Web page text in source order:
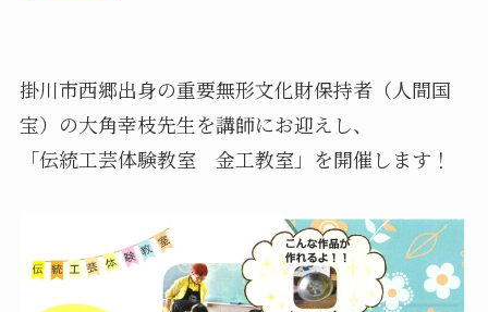
掛川市西郷出身の重要無形文化財保持者（人間国
宝）の大角幸枝先生を講師にお迎えし、
「伝統工芸体験教室 金工教室」を開催します！